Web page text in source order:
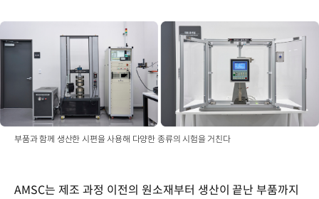
부품과 함께 생산한 시편을 사용해 다양한 종류의 시험을 거친다
AMSC는 제조 과정 이전의 원소재부터 생산이 끝난 부품까지